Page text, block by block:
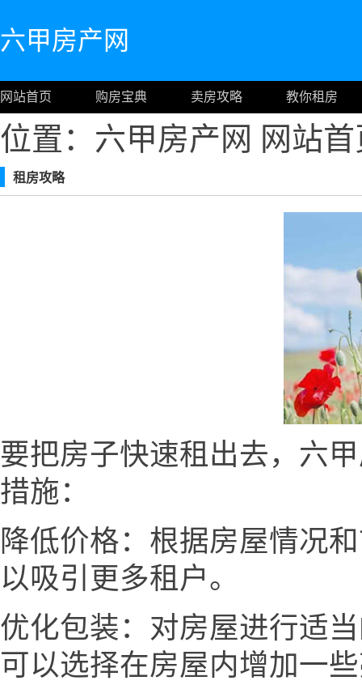
六甲房产网
网站首页 购房宝典 卖房攻略 教你租房
位置：六甲房产网 网站
租房攻略
要把房子快速租出去，六
措施：
降低价格：根据房屋情况
以吸引更多租户。
优化包装：对房屋进行适
可以选择在房屋内增加一